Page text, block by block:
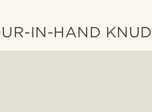
IN-HAND